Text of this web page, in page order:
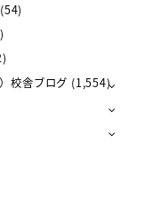
(54)
校舎ブログ (1,554)